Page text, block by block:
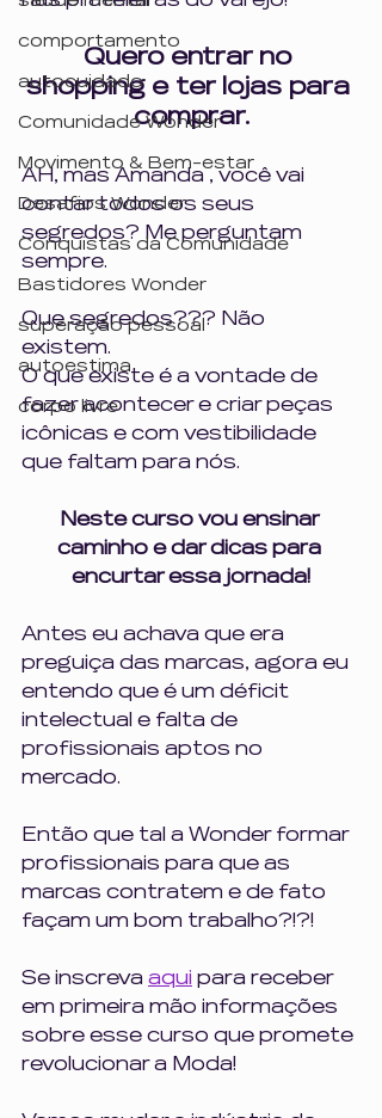
comportamento
autocuidado
Comunidade Wonder
Movimento & Bem-estar
Desafios Wonder
Conquistas da Comunidade
Bastidores Wonder
superação pessoal
autoestima
corpo livre
Quero entrar no
shopping e ter lojas para
comprar.
AH, mas Amanda , você vai
contar todos os seus
segredos? Me perguntam
sempre.
Que segredos??? Não
existem.
O que existe é a vontade de
fazer acontecer e criar peças
icônicas e com vestibilidade
que faltam para nós.
Neste curso vou ensinar
caminho e dar dicas para
encurtar essa jornada!
Antes eu achava que era
preguiça das marcas, agora eu
entendo que é um déficit
intelectual e falta de
profissionais aptos no
mercado.
Então que tal a Wonder formar
profissionais para que as
marcas contratem e de fato
façam um bom trabalho?!?!
Se inscreva aqui para receber
em primeira mão informações
sobre esse curso que promete
revolucionar a Moda!